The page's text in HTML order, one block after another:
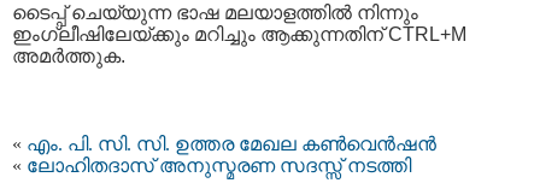
ടൈപ്പ്‌ ചെയ്യുന്ന ഭാഷ മലയാളത്തില്‍ നിന്നും
ഇംഗ്ലീഷിലേയ്ക്കും മറിച്ചും ആക്കുന്നതിന് CTRL+M
അമര്‍ത്തുക.
« എം. പി. സി. സി. ഉത്തര മേഖല കണ്‍വെന്‍ഷന്‍
« ലോഹിതദാസ് അനുസ്മരണ സദസ്സ് നടത്തി